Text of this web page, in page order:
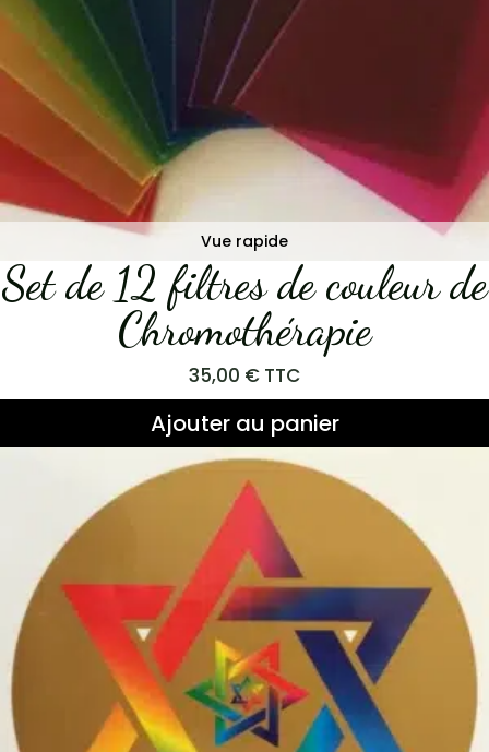
Vue rapide
Set de 12 filtres de couleur de
Chromothérapie
35,00 € TTC
Ajouter au panier